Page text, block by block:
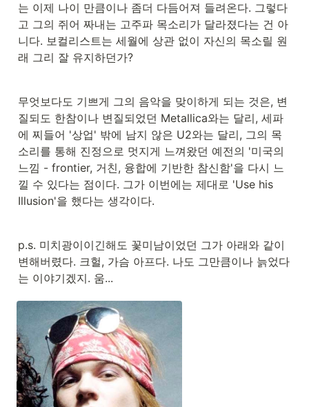
는 이제 나이 만큼이나 좀더 다듬어져 들려온다. 그렇다
고 그의 쥐어 짜내는 고주파 목소리가 달라졌다는 건 아
니다. 보컬리스트는 세월에 상관 없이 자신의 목소릴 원
래 그리 잘 유지하던가?
무엇보다도 기쁘게 그의 음악을 맞이하게 되는 것은, 변
질되도 한참이나 변질되었던 Metallica와는 달리, 세파
에 찌들어 '상업' 밖에 남지 않은 U2와는 달리, 그의 목
소리를 통해 진정으로 멋지게 느껴왔던 예전의 '미국의
느낌 - frontier, 거친, 융합에 기반한 참신함'을 다시 느
낄 수 있다는 점이다. 그가 이번에는 제대로 'Use his
Illusion'을 했다는 생각이다.
p.s. 미치광이이긴해도 꽃미남이었던 그가 아래와 같이
변해버렸다. 크헐, 가슴 아프다. 나도 그만큼이나 늙었다
는 이야기겠지. 움...